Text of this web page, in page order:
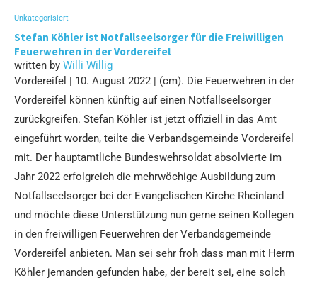
Unkategorisiert
Stefan Köhler ist Notfallseelsorger für die Freiwilligen
Feuerwehren in der Vordereifel
written by Willi Willig
Vordereifel | 10. August 2022 | (cm). Die Feuerwehren in der
Vordereifel können künftig auf einen Notfallseelsorger
zurückgreifen. Stefan Köhler ist jetzt offiziell in das Amt
eingeführt worden, teilte die Verbandsgemeinde Vordereifel
mit. Der hauptamtliche Bundeswehrsoldat absolvierte im
Jahr 2022 erfolgreich die mehrwöchige Ausbildung zum
Notfallseelsorger bei der Evangelischen Kirche Rheinland
und möchte diese Unterstützung nun gerne seinen Kollegen
in den freiwilligen Feuerwehren der Verbandsgemeinde
Vordereifel anbieten. Man sei sehr froh dass man mit Herrn
Köhler jemanden gefunden habe, der bereit sei, eine solch